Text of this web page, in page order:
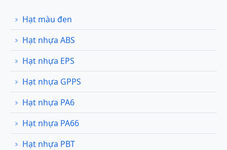
Hạt màu đen
Hạt nhựa ABS
Hạt nhựa EPS
Hạt nhựa GPPS
Hạt nhựa PA6
Hạt nhựa PA66
Hạt nhựa PBT